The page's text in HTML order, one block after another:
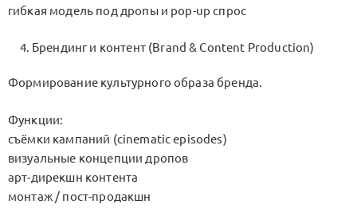
гибкая модель под дропы и pop-up спрос
Брендинг и контент (Brand & Content Production)
Формирование культурного образа бренда.
Функции:
съёмки кампаний (cinematic episodes)
визуальные концепции дропов
арт-дирекшн контента
монтаж / пост-продакшн